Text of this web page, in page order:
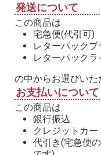
発送について
この商品は
宅急便(代引可)
レターパック
レターパック
の中からお選びいた
お支払いについて
この商品は
銀行振込
クレジットカー
代引き(宅急便